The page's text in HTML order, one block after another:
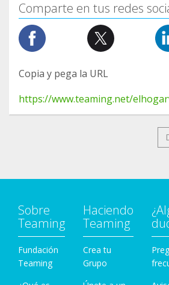
Comparte en tus redes
Copia y pega la URL
https://www.teaming.net/
Sobre
Teaming
Fundación
Teaming
Haciendo
Teaming
Crea tu
Grupo